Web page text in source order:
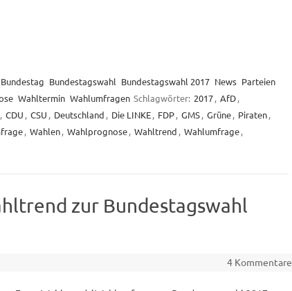
Bundestag Bundestagswahl Bundestagswahl 2017 News Parteien
Wahltermin Wahlumfragen Schlagwörter: 2017, AfD,
, CDU , CSU , Deutschland , Die LINKE, FDP, GMS, Grüne, Piraten,
, Wahlen, Wahlprognose, Wahltrend , Wahlumfrage,
zur Bundestagswahl
4 Kommentare